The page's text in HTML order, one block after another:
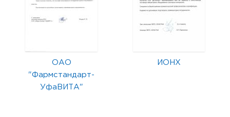
ОАО
"Фармстандарт-
УфаВИТА"
ИОНХ